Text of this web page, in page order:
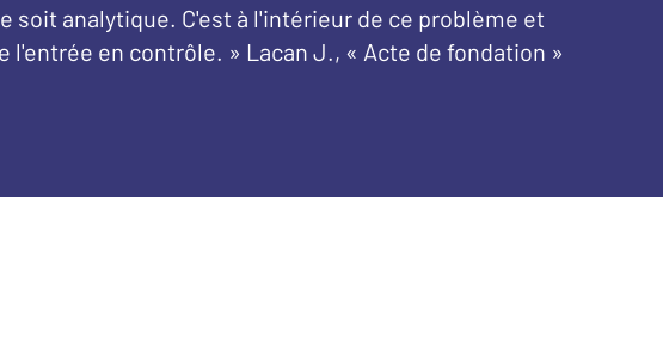
soit analytique. C'est à l'intérieur de ce problème et
en contrôle. » Lacan J., « Acte de fondation »